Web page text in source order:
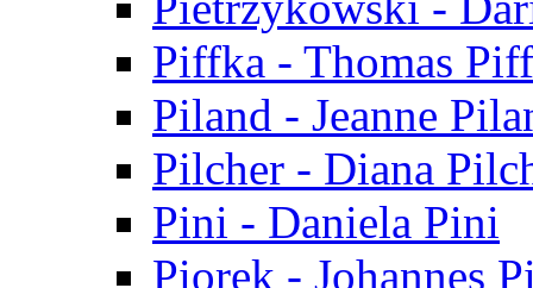
Piffka - Thomas
Piland - Jeanne
Pilcher - Diana
Pini - Daniela Pini
Piorek - Johannes